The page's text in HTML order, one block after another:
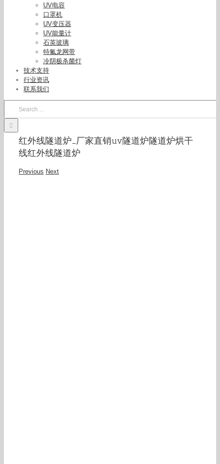
UV电容
口罩机
UV变压器
UV能量计
石英玻璃
特氟龙网带
冷阴极杀菌灯
技术支持
行业资讯
联系我们
红外线隧道炉_厂家直销uv隧道炉隧道炉烘干
线红外线隧道炉
Previous Next